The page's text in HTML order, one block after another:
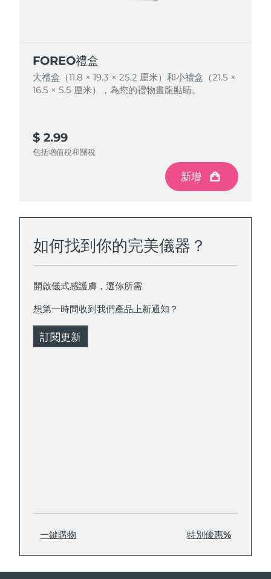
FOREO禮盒
大禮盒（11.8 × 19.3 × 25.2 厘米）和小禮盒（21.5 ×
16.5 × 5.5 厘米），為您的禮物畫龍點睛。
$ 2.99
包括增值稅和關稅
新增
FOREO禮盒
大禮盒（11.8 × 19.3 × 25.2 厘米）和小禮盒（21.5 ×
16.5 × 5.5 厘米），為您的禮物畫龍點睛。
$ 4.99
包括增值稅和關稅
新增
如何找到你的完美儀器？
開啟儀式感護膚，選你所需
想第一時間收到我們產品上新通知？
訂閱更新
一鍵購物 特別優惠%